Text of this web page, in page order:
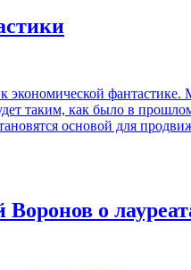
экономической
таким, как было в
основой для
о